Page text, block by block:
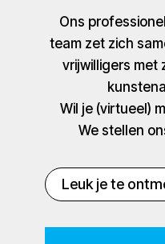
Ons
team zet zich
vrijwilligers met
Wil je (virtueel)
We stellen
Leuk je te